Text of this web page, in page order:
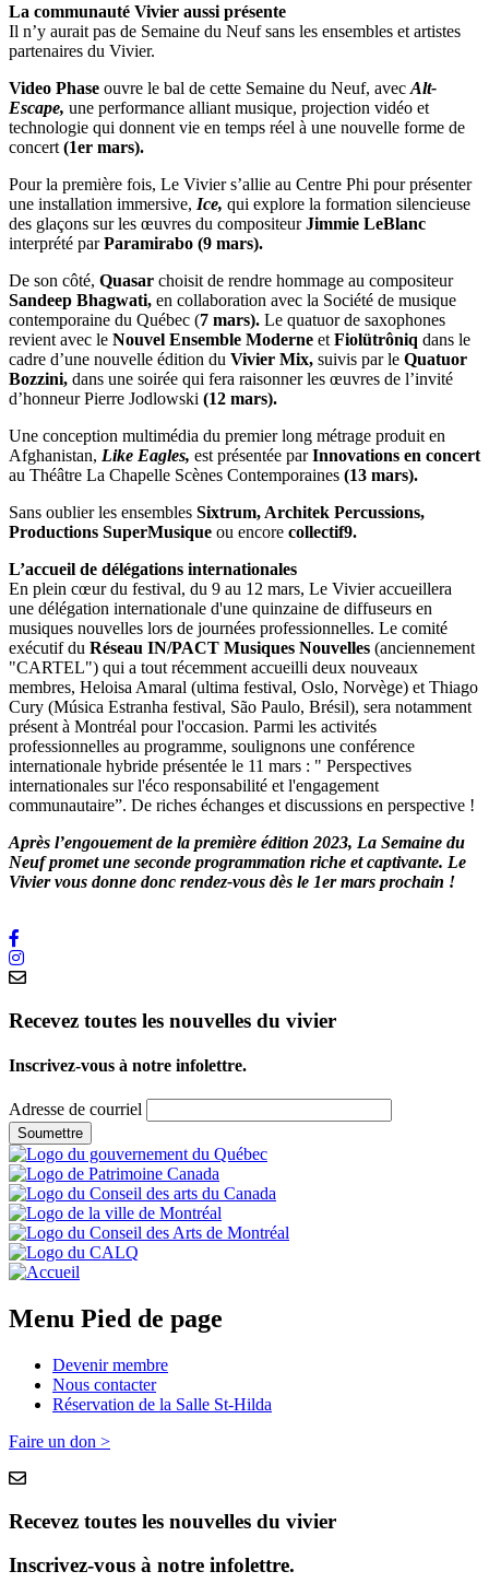
La communauté Vivier aussi présente
Il n’y aurait pas de Semaine du Neuf sans les ensembles et artistes
partenaires du Vivier.
Video Phase ouvre le bal de cette Semaine du Neuf, avec Alt-
Escape, une performance alliant musique, projection vidéo et
technologie qui donnent vie en temps réel à une nouvelle forme de
concert (1er mars).
Pour la première fois, Le Vivier s’allie au Centre Phi pour présenter
une installation immersive, Ice, qui explore la formation silencieuse
des glaçons sur les œuvres du compositeurJimmie LeBlanc
interprété parParamirabo (9 mars).
De son côté, Quasar choisit de rendre hommage au compositeur
Sandeep Bhagwati, en collaboration avec la Société de musique
contemporaine du Québec (7 mars). Le quatuor de saxophones
revient avec le Nouvel Ensemble Moderne et Fiolütrôniq dans le
cadre d’une nouvelle édition du Vivier Mix, suivis par le Quatuor
Bozzini, dans une soirée qui fera raisonner les œuvres de l’invité
d’honneur Pierre Jodlowski (12 mars).
Une conception multimédia du premier long métrage produit en
Afghanistan, Like Eagles, est présentée parInnovations en concert
au Théâtre La Chapelle Scènes Contemporaines (13 mars).
Sans oublier les ensembles Sixtrum, Architek Percussions,
Productions SuperMusique ou encore collectif9.
L’accueil de délégations internationales
En plein cœur du festival, du 9 au 12 mars, Le Vivier accueillera
une délégation internationale d'une quinzaine de diffuseurs en
musiques nouvelles lors de journées professionnelles. Le comité
exécutif du Réseau IN/PACT Musiques Nouvelles (anciennement
"CARTEL") qui a tout récemment accueilli deux nouveaux
membres, Heloisa Amaral (ultima festival, Oslo, Norvège) et Thiago
Cury (Música Estranha festival, São Paulo, Brésil), sera notamment
présent à Montréal pour l'occasion. Parmi les activités
professionnelles au programme, soulignons une conférence
internationale hybride présentée le 11 mars : " Perspectives
internationales sur l'éco responsabilité et l'engagement
communautaire”. De riches échanges et discussions en perspective !
Après l’engouement de la première édition 2023, La Semaine du
Neuf promet une seconde programmation riche et captivante. Le
Vivier vous donne donc rendez-vous dès le 1er mars prochain !
Recevez toutes les nouvelles du vivier
Inscrivez-vous à notre infolettre.
Adresse de courriel
Menu Pied de page
Devenir membre
Nous contacter
Réservation de la Salle St-Hilda
Faire un don >
Recevez toutes les nouvelles du vivier
Inscrivez-vous à notre infolettre.